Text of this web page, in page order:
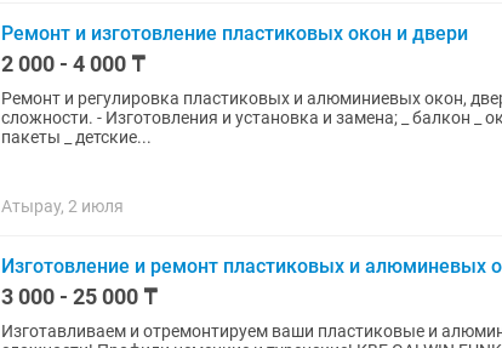
Ремонт и изготовление пластиковых окон и двери
2 000 - 4 000 ₸
Ремонт и регулировка пластиковых и алюминиевых окон,
сложности. - Изготовления и установка и замена; _ балкон _ окно _
пакеты _ детские...
Атырау, 2 июля
Изготовление и ремонт пластиковых и алюминевых
3 000 - 25 000 ₸
Изготавливаем и отремонтируем ваши пластиковые и